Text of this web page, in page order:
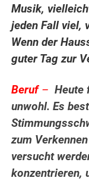
Musik,
jeden Fall viel,
Wenn der
guter Tag zur
Beruf– Heute
unwohl. Es
zum
versucht
konzentrieren,